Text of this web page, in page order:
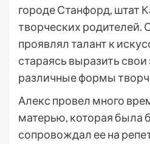
городе Станфорд, штат
творческих родителей.
проявлял талант к
стараясь выразить
различные формы
Алекс провел много
матерью, которая была
сопровождал ее на